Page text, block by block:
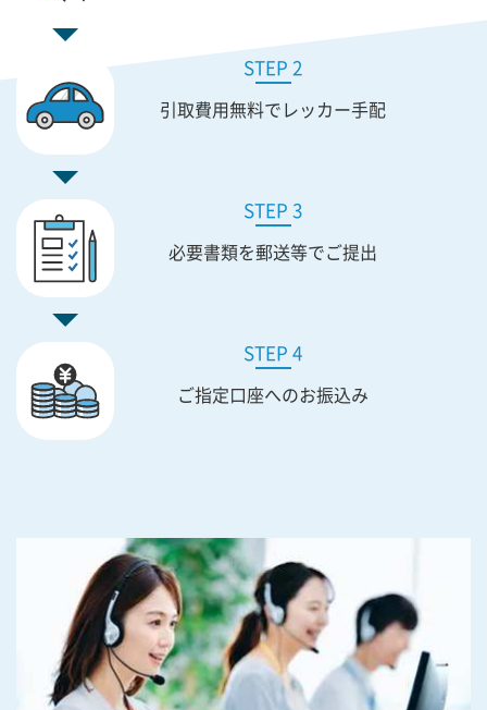
STEP 2
引取費用無料でレッカー手配
STEP 3
必要書類を郵送等でご提出
STEP 4
ご指定口座へのお振込み